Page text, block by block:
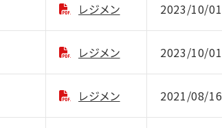
レジメン 2023/10/01
レジメン 2023/10/01
レジメン 2021/08/16